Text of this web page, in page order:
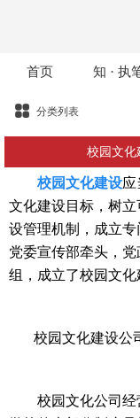
首页 知 · 执
分类列表
校园文化
校园文化建设应
文化建设目标，树
设管理机制，成立
党委宣传部牵头，
组，成立了校园文化
校园文化建设公司
校园文化公司经